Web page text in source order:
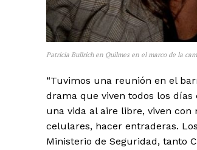
Patricia Bullrich en Quilmes en el marco de la
“Tuvimos una reunión en el
drama que viven todos los
una vida al aire libre, viven
celulares, hacer entraderas.
Ministerio de Seguridad, tanto